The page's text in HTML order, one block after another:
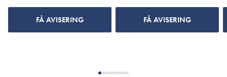
FÅ AVISERING FÅ AVISERING